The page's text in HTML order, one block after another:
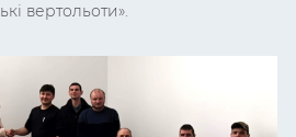
вертольоти».